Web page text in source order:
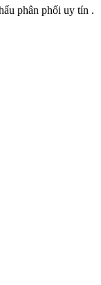
phân phối uy tín .